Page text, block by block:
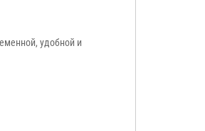
удобной и